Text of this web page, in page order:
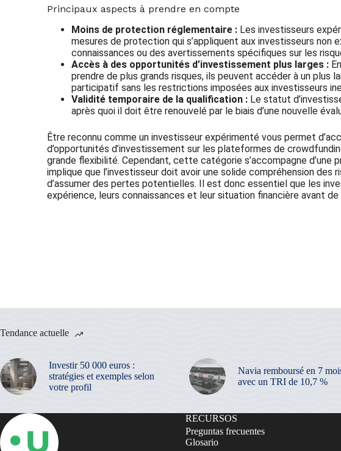
Principaux aspects à prendre en compte
Moins de protection réglementaire : Les investisseurs
mesures de protection qui s’appliquent aux investisseurs
connaissances ou des avertissements spécifiques sur les
Accès à des opportunités d’investissement plus larges :
prendre de plus grands risques, ils peuvent accéder à un plus
participatif sans les restrictions imposées aux investisseurs
Validité temporaire de la qualification : Le statut
après quoi il doit être renouvelé par le biais d’une nouvelle
Être reconnu comme un investisseur expérimenté vous permet
d’opportunités d’investissement sur les plateformes de
grande flexibilité. Cependant, cette catégorie s’accompagne d’une
implique que l’investisseur doit avoir une solide compréhension
d’assumer des pertes potentielles. Il est donc essentiel que les
expérience, leurs connaissances et leur situation financière avant
Tendance actuelle
Investir 50 000 euros :
stratégies et exemples selon
votre profil
Navia remboursé en 7
avec un TRI de 10,7 %
RECURSOS
Preguntas frecuentes
Glosario